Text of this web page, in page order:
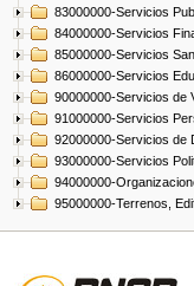
83000000-Servicios
84000000-Servicios
85000000-Servicios
86000000-Servicios
90000000-Servicios de
91000000-Servicios
92000000-Servicios de
93000000-Servicios
94000000-
95000000-Terrenos,